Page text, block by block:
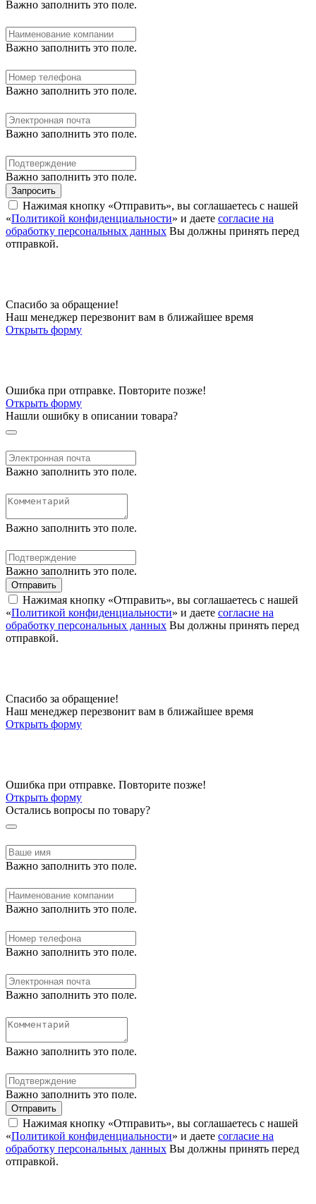
Важно заполнить это поле.
Важно заполнить это поле.
Важно заполнить это поле.
Важно заполнить это поле.
Важно заполнить это поле.
Запросить
Нажимая кнопку «Отправить», вы соглашаетесь с нашей
«Политикой конфиденциальности» и даете согласие на
обработку персональных данных Вы должны принять перед
отправкой.
Спасибо за обращение!
Наш менеджер перезвонит вам в ближайшее время
Открыть форму
Ошибка при отправке. Повторите позже!
Открыть форму
Нашли ошибку в описании товара?
Важно заполнить это поле.
Важно заполнить это поле.
Важно заполнить это поле.
Отправить
Нажимая кнопку «Отправить», вы соглашаетесь с нашей
«Политикой конфиденциальности» и даете согласие на
обработку персональных данных Вы должны принять перед
отправкой.
Спасибо за обращение!
Наш менеджер перезвонит вам в ближайшее время
Открыть форму
Ошибка при отправке. Повторите позже!
Открыть форму
Остались вопросы по товару?
Важно заполнить это поле.
Важно заполнить это поле.
Важно заполнить это поле.
Важно заполнить это поле.
Важно заполнить это поле.
Важно заполнить это поле.
Отправить
Нажимая кнопку «Отправить», вы соглашаетесь с нашей
«Политикой конфиденциальности» и даете согласие на
обработку персональных данных Вы должны принять перед
отправкой.